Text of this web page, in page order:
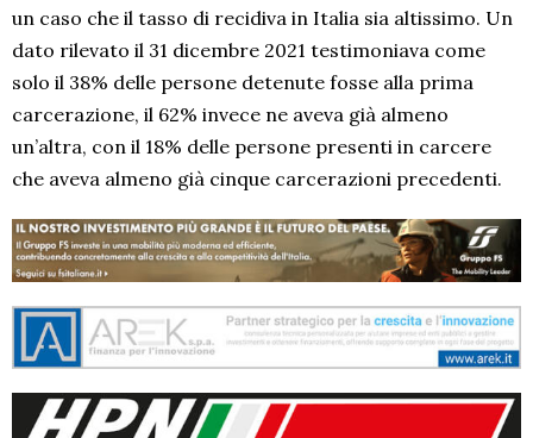
un caso che il tasso di recidiva in Italia sia altissimo. Un
dato rilevato il 31 dicembre 2021 testimoniava come
solo il 38% delle persone detenute fosse alla prima
carcerazione, il 62% invece ne aveva già almeno
un’altra, con il 18% delle persone presenti in carcere
che aveva almeno già cinque carcerazioni precedenti.